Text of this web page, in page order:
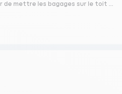
de mettre les bagages sur le toit ...